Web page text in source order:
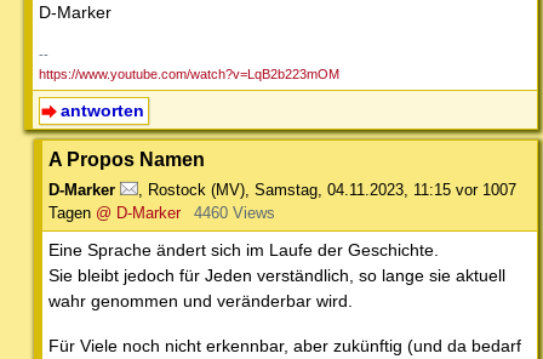
D-Marker
--
https://www.youtube.com/watch?v=LqB2b223mOM
antworten
A Propos Namen
D-Marker Rostock (MV) Samstag, 04.11.2023, 11:15 vor 1007
Tagen @ D-Marker 4460 Views
Eine Sprache ändert sich im Laufe der Geschichte.
Sie bleibt jedoch für Jeden verständlich, so lange sie aktuell
wahr genommen und veränderbar wird.
Für Viele noch nicht erkennbar, aber zukünftig (und da bedarf